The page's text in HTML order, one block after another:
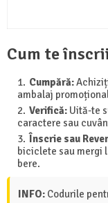
Cum te
Cumpără:
ambalaj
Verifică: Uită-te
caractere sau
Înscrie sau
biciclete sau mergi
bere.
INFO: Codurile